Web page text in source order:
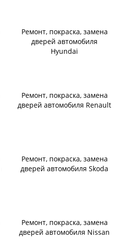
Ремонт, покраска, замена
дверей автомобиля
Hyundai
Ремонт, покраска, замена
дверей автомобиля Renault
Ремонт, покраска, замена
дверей автомобиля Skoda
Ремонт, покраска, замена
дверей автомобиля Nissan